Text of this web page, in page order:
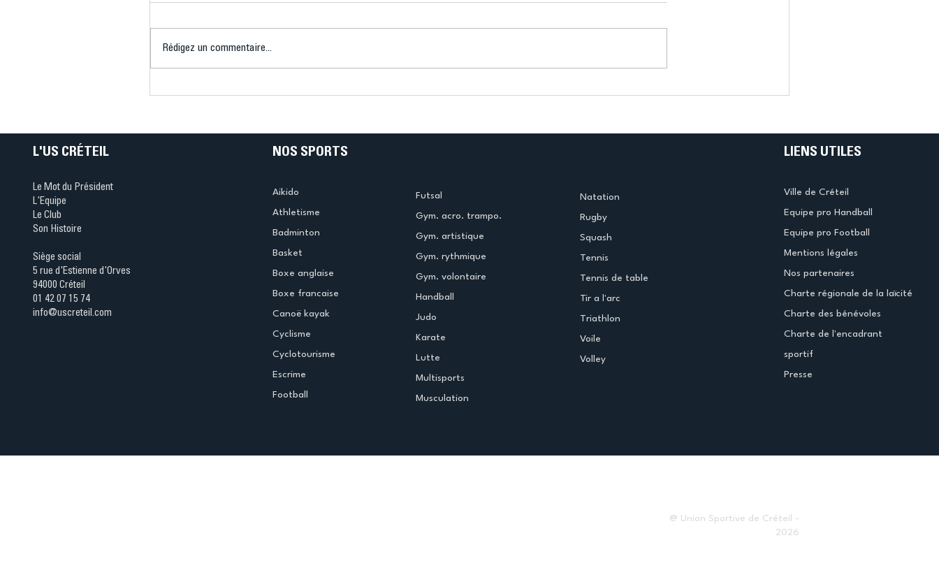
Rédigez un commentaire...
L'US CRÉTEIL
Le Mot du Président
L'Equipe
Le Club
Son Histoire
Siège social
5 rue d'Estienne d'Orves
94000 Créteil
01 42 07 15 74
info@uscreteil.com
NOS SPORTS
Aikido
Athletisme
Badminton
Basket
Boxe anglaise
Boxe francaise
Canoë kayak
Cyclisme
Cyclotourisme
Escrime
Football
Futsal
Gym. acro. trampo.
Gym. artistique
Gym. rythmique
Gym. volontaire
Handball
Judo
Karate
Lutte
Multisports
Musculation
Natation
Rugby
Squash
Tennis
Tennis de table
Tir a l'arc
Triathlon
Voile
Volley
LIENS UTILES
Ville de Créteil
Equipe pro Handball
Equipe pro Football
Mentions légales
Nos partenaires
Charte régionale de la laïcité
Charte des bénévoles
Charte de l'encadrant
sportif
Presse
@ Union Sportive de Créteil -
2026